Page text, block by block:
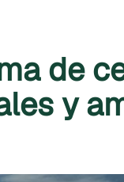
de
y